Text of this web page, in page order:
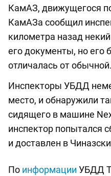
КамАЗ, движущегося
КамАЗа сообщил
километра назад
его документы, но его
отличалась от обычной.
Инспекторы УБДД
место, и обнаружили
сидящего в машине
инспектор попытался
и доставлен в
По информации УБДД